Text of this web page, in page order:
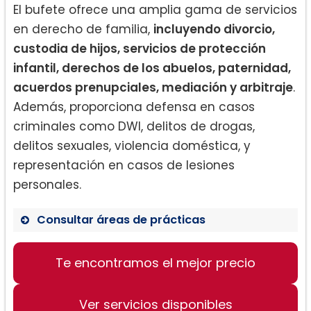
El bufete ofrece una amplia gama de servicios
en derecho de familia, incluyendo divorcio,
custodia de hijos, servicios de protección
infantil, derechos de los abuelos, paternidad,
acuerdos prenupciales, mediación y arbitraje.
Además, proporciona defensa en casos
criminales como DWI, delitos de drogas,
delitos sexuales, violencia doméstica, y
representación en casos de lesiones
personales.
Consultar áreas de prácticas
Derecho de Familia
Defensa Criminal
Divorcio
Te encontramos el mejor precio
Ver servicios disponibles